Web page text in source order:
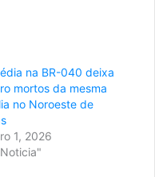
na BR-040 deixa
mortos da mesma
no Noroeste de
1, 2026